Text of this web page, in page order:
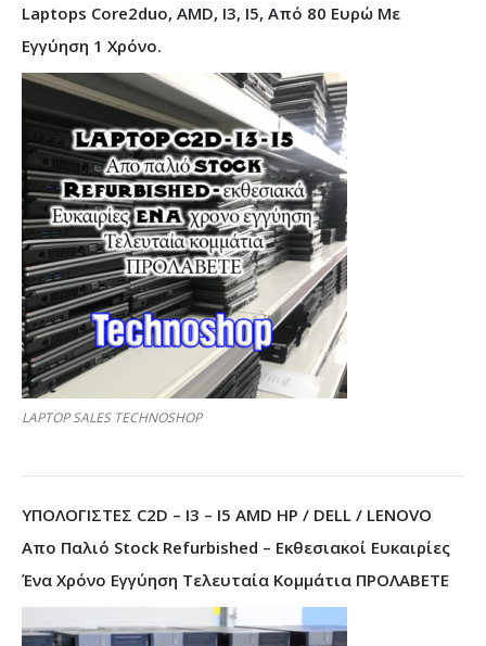
Laptops Core2duo, AMD, I3, I5, Από 80 Ευρώ Με
Εγγύηση 1 Χρόνο.
LAPTOP SALES TECHNOSHOP
ΥΠΟΛΟΓΙΣΤΕΣ C2D – I3 – I5 AMD HP / DELL / LENOVO
Απο Παλιό Stock Refurbished – Εκθεσιακοί Ευκαιρίες
Ένα Χρόνο Εγγύηση Τελευταία Κομμάτια ΠΡΟΛΑΒΕΤΕ